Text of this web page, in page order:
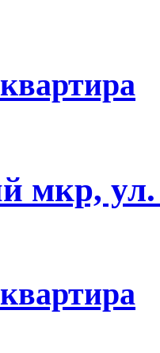
мкр, ул.